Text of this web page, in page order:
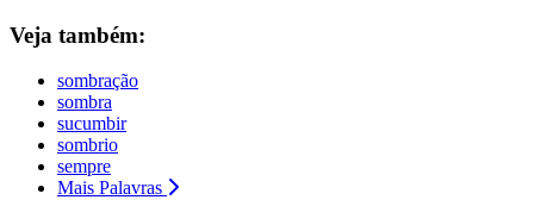
Veja também:
sombração
sombra
sucumbir
sombrio
sempre
Mais Palavras